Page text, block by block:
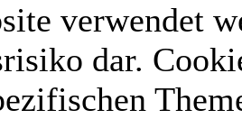
verwendet
dar.